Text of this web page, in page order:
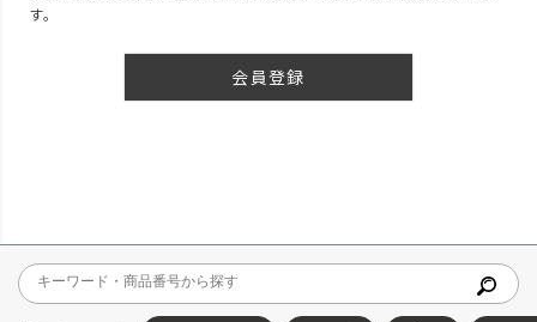
す。
会員登録